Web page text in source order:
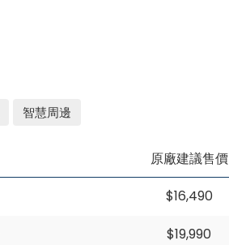
智慧周邊
原廠建議售價
$16,490
$19,990